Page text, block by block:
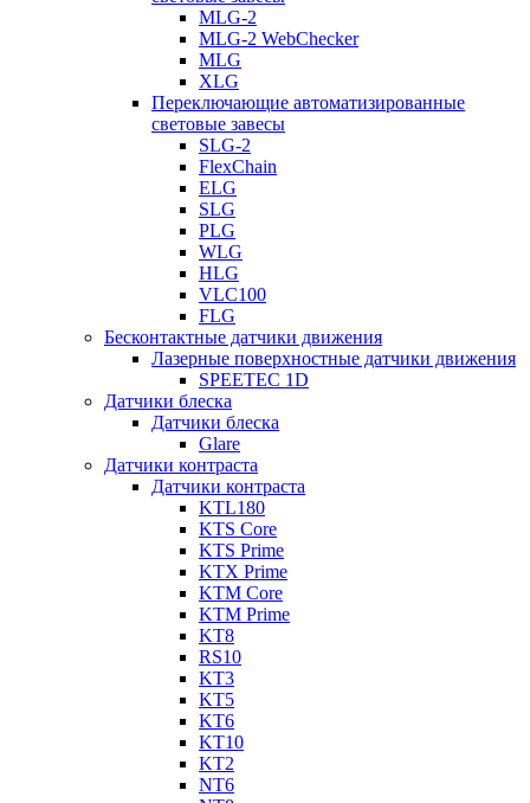
MLG-2
MLG-2 WebChecker
MLG
XLG
Переключающие автоматизированные
световые завесы
SLG-2
FlexChain
ELG
SLG
PLG
WLG
HLG
VLC100
FLG
Бесконтактные датчики движения
Лазерные поверхностные датчики движения
SPEETEC 1D
Датчики блеска
Датчики блеска
Glare
Датчики контраста
Датчики контраста
KTL180
KTS Core
KTS Prime
KTX Prime
KTM Core
KTM Prime
KT8
RS10
KT3
KT5
KT6
KT10
KT2
NT6